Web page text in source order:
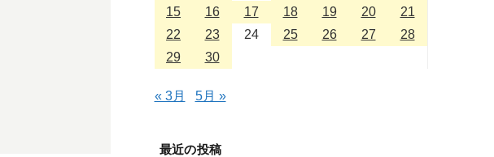
15
16 17 18 19 20
21
22
23 24 25 26 27
28
29
30
« 3月 5月 »
最近の投稿